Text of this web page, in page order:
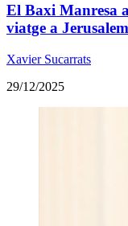
El Baxi Manresa
viatge a Jerusalem
Xavier Sucarrats
29/12/2025